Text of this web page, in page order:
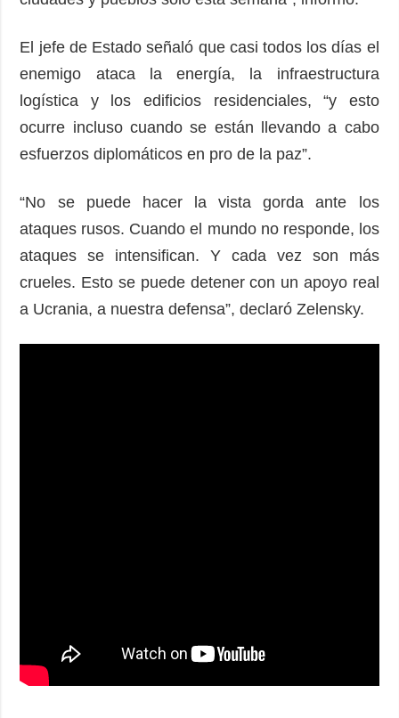
El jefe de Estado señaló que casi todos los días el
enemigo ataca la energía, la infraestructura
logística y los edificios residenciales, “y esto
ocurre incluso cuando se están llevando a cabo
esfuerzos diplomáticos en pro de la paz”.
“No se puede hacer la vista gorda ante los
ataques rusos. Cuando el mundo no responde, los
ataques se intensifican. Y cada vez son más
crueles. Esto se puede detener con un apoyo real
a Ucrania, a nuestra defensa”, declaró Zelensky.